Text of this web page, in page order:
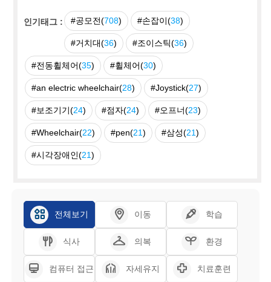
인기태그 : #공모전(708) #손잡이(38)
#거치대(36) #조이스틱(36)
#전동휠체어(35) #휠체어(30)
#an electric wheelchair(28) #Joystick(27)
#보조기기(24) #점자(24) #오프너(23)
#Wheelchair(22) #pen(21) #삼성(21)
#시각장애인(21)
전체보기 이동 학습
식사 의복 환경
컴퓨터 접근 자세유지 치료훈련